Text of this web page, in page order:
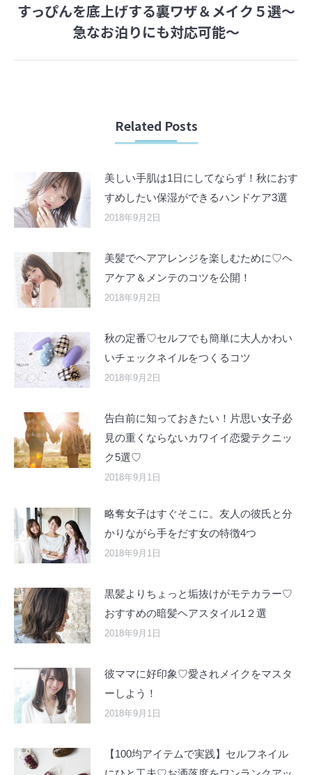
Next
post:
すっぴんを底上げする裏ワザ＆メイク５選〜
急なお泊りにも対応可能〜
Related Posts
美しい手肌は1日にしてならず！秋におす
すめしたい保湿ができるハンドケア3選
2018年9月2日
美髪でヘアアレンジを楽しむために♡ヘ
アケア＆メンテのコツを公開！
2018年9月2日
秋の定番♡セルフでも簡単に大人かわい
いチェックネイルをつくるコツ
2018年9月2日
告白前に知っておきたい！片思い女子必
見の重くならないカワイイ恋愛テクニッ
ク5選♡
2018年9月1日
略奪女子はすぐそこに。友人の彼氏と分
かりながら手をだす女の特徴4つ
2018年9月1日
黒髪よりちょっと垢抜けがモテカラー♡
おすすめの暗髪ヘアスタイル1２選
2018年9月1日
彼ママに好印象♡愛されメイクをマスタ
ーしよう！
2018年9月1日
【100均アイテムで実践】セルフネイル